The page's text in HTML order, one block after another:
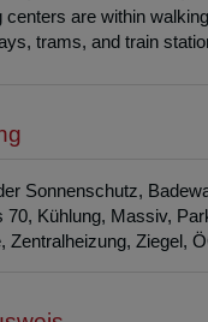
in 1020 Vienna
as well as schools,
Sonnenschutz